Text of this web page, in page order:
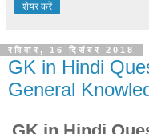
शेयर करें
रविवार, 16 दिसंबर 2018
GK in Hindi
General